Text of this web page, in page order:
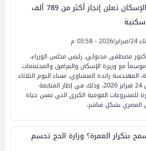
وزيرة الإسكان تعلن إنجاز أكثر من 789 ألف
- 03:58 م
مصطفى مدبولي، رئيس مجلس الوزراء،
موسعاً مع وزيرة الإسكان والمرافق والمجتمعات
المهندسة راندة المنشاوي، مساء اليوم الثلاثاء
الموافق 24 فبراير 2026، وذلك في إطار المتابعة
للمشروعات القومية الكبرى التي تمس حياة
المصري بشكل مباشر،
بتكرار العمرة؟ وزارة الحج تحسم